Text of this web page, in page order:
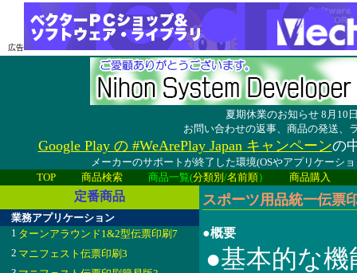
広告
夏期休業のお知らせ 8月10
お問い合わせの返事、商品の発送、
Google Play の #WeArePlay Japan キャンペーンの
メーカーのサポートが終了した環境(OSやアプリケーシ
TOP
商品検索 商品一覧(分類別 /名前順） 商品購入
定番商品
業務アプリケーション
1 ターンアラウンド1&2型伝票印刷7
2 マニフェスト伝票印刷3
スポーツ用品統一伝票
●概要
●基本的な機